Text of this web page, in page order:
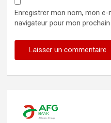
Enregistrer mon nom, mon
navigateur pour mon